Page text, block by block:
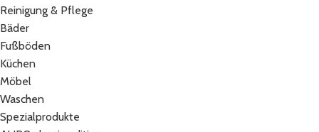
Reinigung & Pflege
Bäder
Fußböden
Küchen
Möbel
Waschen
Spezialprodukte